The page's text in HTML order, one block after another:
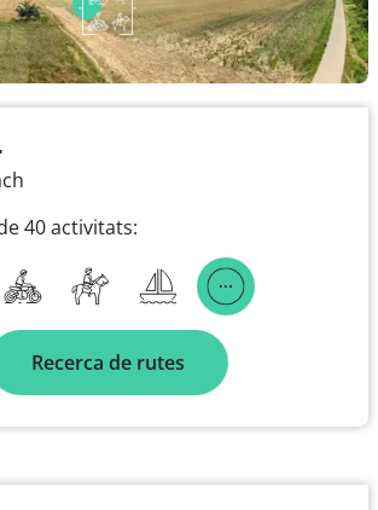
40 activitats:
Recerca de rutes